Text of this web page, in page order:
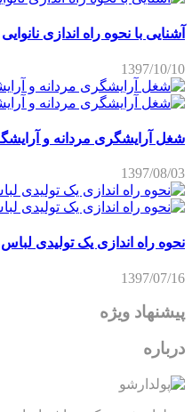
آشنایی با نحوه راه اندازی نانوایی
1397/10/10
شغل آرایشگری مردانه و
1397/08/03
نحوه راه اندازی یک تولیدی لباس
1397/07/16
پیشنهاد ویژه
درباره